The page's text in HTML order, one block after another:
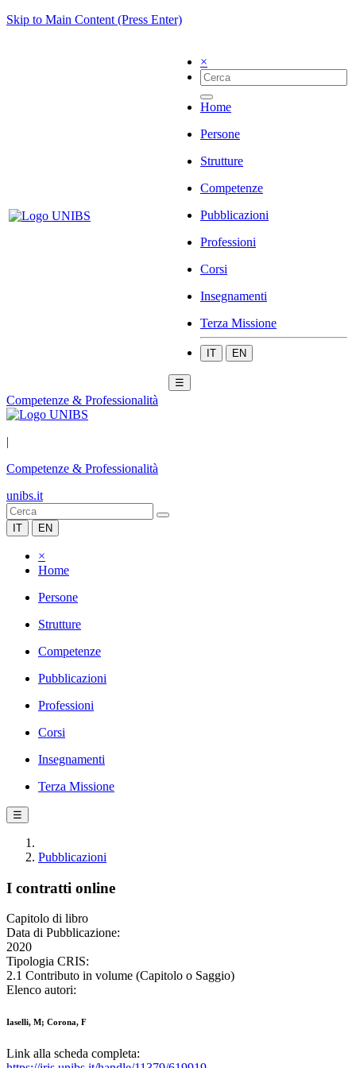
Skip to Main Content (Press Enter)
×
Home
Persone
Strutture
Competenze
Pubblicazioni
Professioni
Corsi
Insegnamenti
Terza Missione
IT EN
☰
Competenze & Professionalità
|
Competenze & Professionalità
unibs.it
IT EN
×
Home
Persone
Strutture
Competenze
Pubblicazioni
Professioni
Corsi
Insegnamenti
Terza Missione
☰
Pubblicazioni
I contratti online
Capitolo di libro
Data di Pubblicazione:
2020
Tipologia CRIS:
2.1 Contributo in volume (Capitolo o Saggio)
Elenco autori:
Iaselli, M; Corona, F
Link alla scheda completa: